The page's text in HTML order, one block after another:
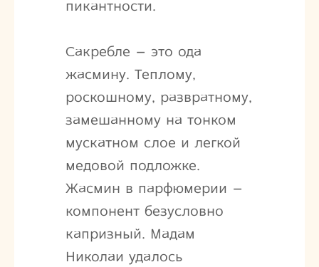
пикантности.
Сакребле – это ода
жасмину. Теплому,
роскошному, развратному,
замешанному на тонком
мускатном слое и легкой
медовой подложке.
Жасмин в парфюмерии –
компонент безусловно
капризный. Мадам
Николаи удалось